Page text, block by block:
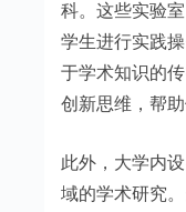
科。这些实验
学生进行实践
于学术知识的
创新思维，帮
此外，大学内
域的学术研究